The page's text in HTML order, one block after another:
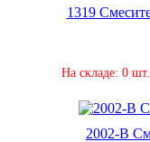
1319
На складе: 0 шт.
2002-B